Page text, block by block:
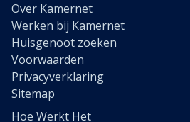
Over Kamernet
Werken bij Kamernet
Huisgenoot zoeken
Voorwaarden
Privacyverklaring
Sitemap
Hoe Werkt Het